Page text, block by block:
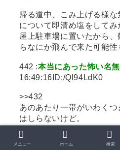
帰る道中、こみ上げる様
について即清め塩をしてみ
屋上駐車場に置いたから
らなにか飛んで来た可能
442 :本当にあった怖い名
16:49:16ID:/Ql94LdK0
>>432
あのあたり一帯がいわく
はしらないけど。
夜、ジョギングしてると、
ら足音が聞こえたり、影が
メニュー ホーム 検索